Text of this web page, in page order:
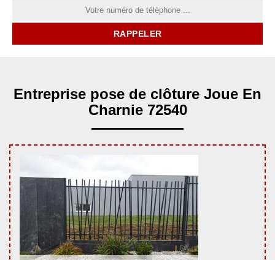
Entreprise pose de clôture Joue En
Charnie 72540